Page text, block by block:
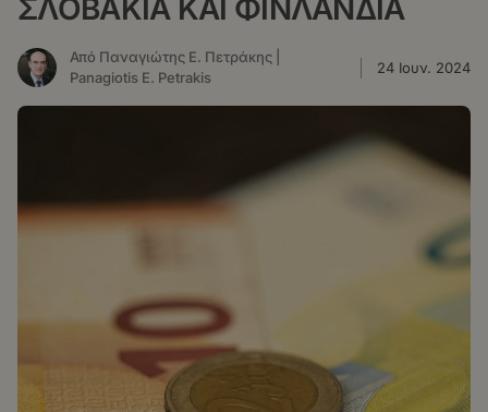
ΣΛΟΒΑΚΙΑ ΚΑΙ ΦΙΝΛΑΝΔΙΑ
Από Παναγιώτης Ε. Πετράκης |
Panagiotis E. Petrakis
24 Ιουν. 2024